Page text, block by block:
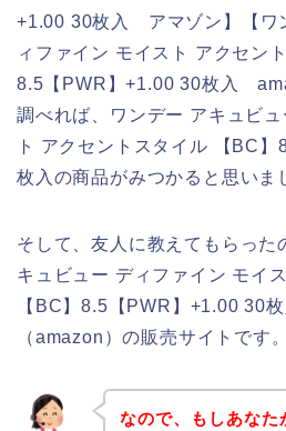
+1.00 30枚入 アマゾン】【ワ
ィファイン モイスト アクセン
8.5【PWR】+1.00 30枚入
調べれば、ワンデー アキュビ
ト アクセントスタイル 【BC
枚入の商品がみつかると思いま
そして、友人に教えてもらった
キュビュー ディファイン モイ
【BC】8.5【PWR】+1.00 30
（amazon）の販売サイトです。
なので、もしあなた